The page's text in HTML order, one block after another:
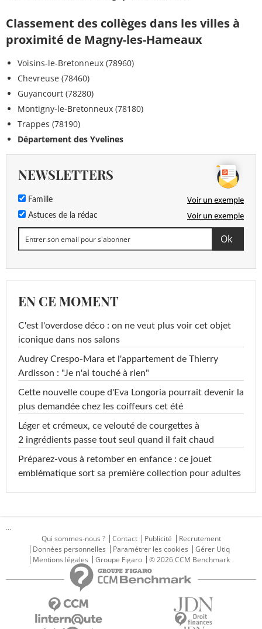
Classement des collèges dans les villes à
proximité de Magny-les-Hameaux
Voisins-le-Bretonneux (78960)
Chevreuse (78460)
Guyancourt (78280)
Montigny-le-Bretonneux (78180)
Trappes (78190)
Département des Yvelines
NEWSLETTERS
Famille Voir un exemple
Astuces de la rédac Voir un exemple
EN CE MOMENT
C'est l'overdose déco : on ne veut plus voir cet objet
iconique dans nos salons
Audrey Crespo-Mara et l'appartement de Thierry
Ardisson : "Je n'ai touché à rien"
Cette nouvelle coupe d'Eva Longoria pourrait devenir la
plus demandée chez les coiffeurs cet été
Léger et crémeux, ce velouté de courgettes à
2 ingrédients passe tout seul quand il fait chaud
Préparez-vous à retomber en enfance : ce jouet
emblématique sort sa première collection pour adultes
...
Qui sommes-nous ?
Contact Publicité
Recrutement
Données personnelles
Paramétrer les cookies
Gérer Utiq
Mentions légales
Groupe Figaro © 2026 CCM Benchmark